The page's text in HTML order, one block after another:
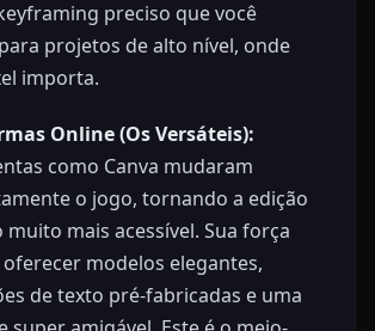
preciso que você
projetos de alto nível, onde
importa.
Online (Os Versáteis):
como Canva mudaram
o jogo, tornando a edição
muito mais acessível. Sua força
oferecer modelos elegantes,
de texto pré-fabricadas e uma